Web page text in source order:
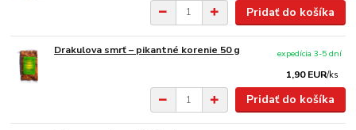
Pridať do košíka
Drakulova smrť – pikantné korenie 50 g
1,90 EUR/ks
expedícia 3-5 dní
Pridať do košíka